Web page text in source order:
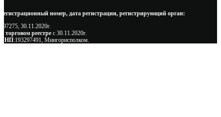
Регистрационный номер, дата регистрации, регистрирующий орган:
497275, 30.11.2020г.
В торговом реестре с 30.11.2020г.
УНП:193297491, Мингорисполком.